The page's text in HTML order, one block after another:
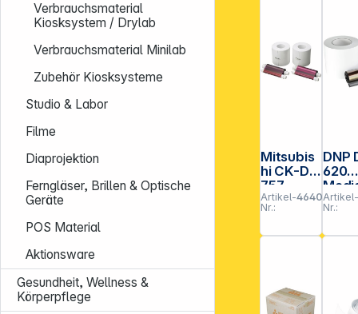
Verbrauchsmaterial
Kiosksystem / Drylab
Verbrauchsmaterial Minilab
Zubehör Kiosksysteme
Studio & Labor
Filme
Diaprojektion
Ferngläser, Brillen & Optische
Geräte
POS Material
Aktionsware
Gesundheit, Wellness &
Körperpflege
Mitsubis
hi CK-D
757
13x18 cm
2x 230
Prints
Artikel-
Nr.:
464016
DNP
620
Kit
cm 2x
230
Artikel-
Nr.: